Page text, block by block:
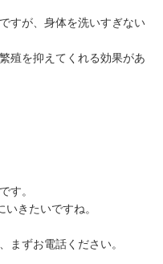
すが、身体を洗いすぎない
殖を抑えてくれる効果があ
す。
きたいですね。
まずお電話ください。